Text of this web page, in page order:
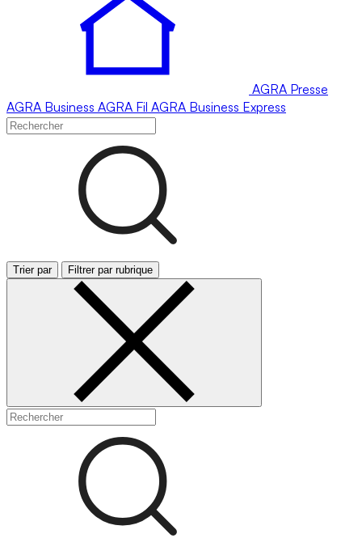
AGRA Presse
AGRA Business AGRA Fil AGRA Business Express
Trier par Filtrer par rubrique